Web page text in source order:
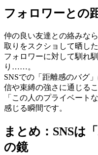
フォロワーとの
仲の良い友達との絡みな
取りをスクショして晒した
フォロワーに対して馴れ
り……。
SNSでの「距離感のバグ
信や束縛の強さに通じる
「この人のプライベート
感じる瞬間です。
まとめ：SNSは
の鏡